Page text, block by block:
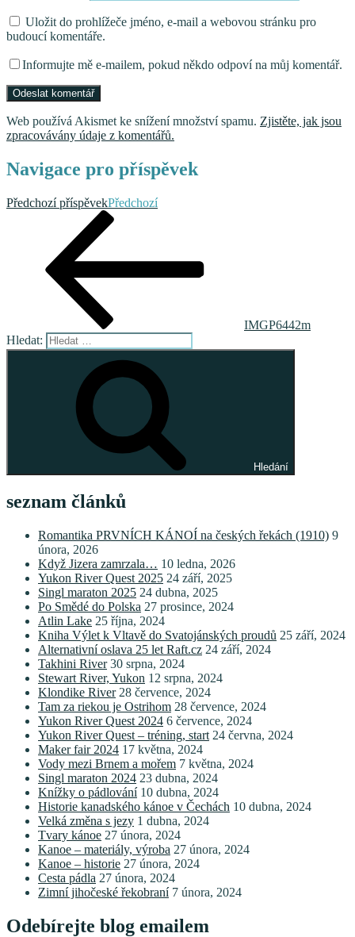
Uložit do prohlížeče jméno, e-mail a webovou stránku pro
budoucí komentáře.
Informujte mě e-mailem, pokud někdo odpoví na můj komentář.
Web používá Akismet ke snížení množství spamu. Zjistěte, jak jsou
zpracovávány údaje z komentářů.
Navigace pro příspěvek
Předchozí příspěvekPředchozí
IMGP6442m
Hledat:
Hledání
seznam článků
Romantika PRVNÍCH KÁNOÍ na českých řekách (1910) 9
února, 2026
Když Jizera zamrzala… 10 ledna, 2026
Yukon River Quest 2025 24 září, 2025
Singl maraton 2025 24 dubna, 2025
Po Smědé do Polska 27 prosince, 2024
Atlin Lake 25 října, 2024
Kniha Výlet k Vltavě do Svatojánských proudů 25 září, 2024
Alternativní oslava 25 let Raft.cz 24 září, 2024
Takhini River 30 srpna, 2024
Stewart River, Yukon 12 srpna, 2024
Klondike River 28 července, 2024
Tam za riekou je Ostrihom 28 července, 2024
Yukon River Quest 2024 6 července, 2024
Yukon River Quest – tréning, start 24 června, 2024
Maker fair 2024 17 května, 2024
Vody mezi Brnem a mořem 7 května, 2024
Singl maraton 2024 23 dubna, 2024
Knížky o pádlování 10 dubna, 2024
Historie kanadského kánoe v Čechách 10 dubna, 2024
Velká změna s jezy 1 dubna, 2024
Tvary kánoe 27 února, 2024
Kanoe – materiály, výroba 27 února, 2024
Kanoe – historie 27 února, 2024
Cesta pádla 27 února, 2024
Zimní jihočeské řekobraní 7 února, 2024
Odebírejte blog emailem